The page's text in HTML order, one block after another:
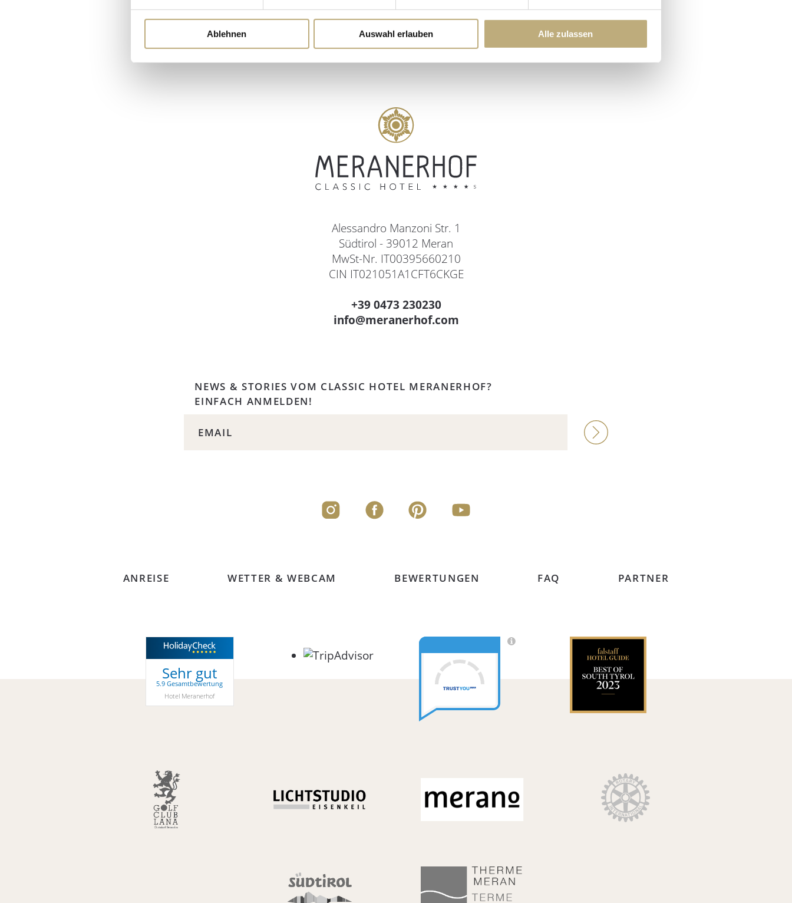
Ablehnen Auswahl erlauben Alle zulassen
Alessandro Manzoni Str. 1
Südtirol - 39012 Meran
MwSt-Nr. IT00395660210
CIN IT021051A1CFT6CKGE
+39 0473 230230
info@meranerhof.com
NEWS & STORIES VOM CLASSIC HOTEL MERANERHOF?
EINFACH ANMELDEN!
ANREISE WETTER & WEBCAM BEWERTUNGEN FAQ PARTNER
Sehr gut
5.9 Gesamtbewertung
Hotel Meranerhof